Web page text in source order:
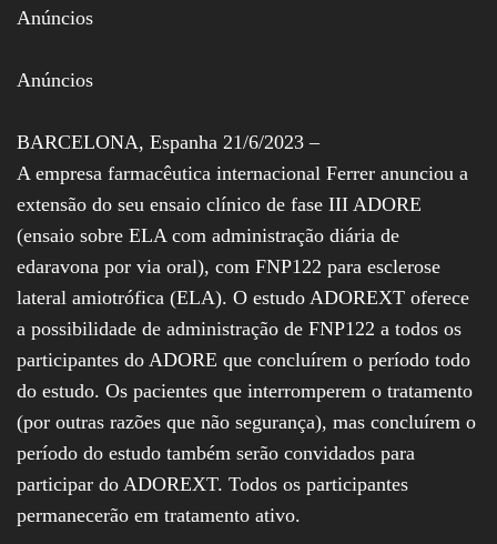
Oeste, Sul, Sudeste,
Vinhos, Bebidas,
Cervejas, Comida,
Receitas, Chef, RH,
Emprego,
Negócios,
Oportunidades,
Anúncios
Anúncios
BARCELONA, Espanha 21/6/2023 –
A empresa farmacêutica internacional Ferrer anunciou a
extensão do seu ensaio clínico de fase III ADORE
(ensaio sobre ELA com administração diária de
edaravona por via oral), com FNP122 para esclerose
lateral amiotrófica (ELA). O estudo ADOREXT oferece
a possibilidade de administração de FNP122 a todos os
participantes do ADORE que concluírem o período todo
do estudo. Os pacientes que interromperem o tratamento
(por outras razões que não segurança), mas concluírem o
período do estudo também serão convidados para
participar do ADOREXT. Todos os participantes
permanecerão em tratamento ativo.